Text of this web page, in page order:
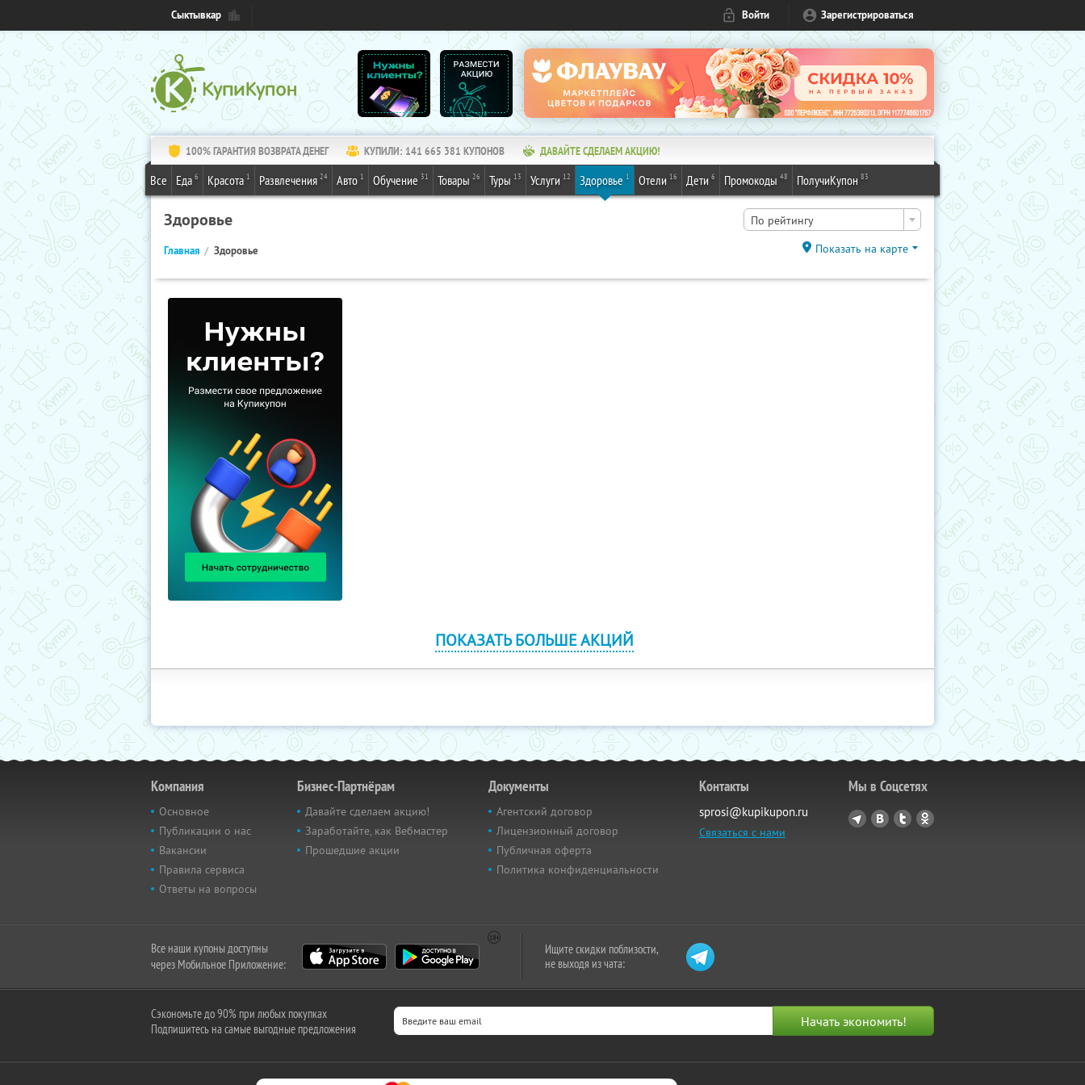
Сыктывкар Войти Зарегистрироваться
100% ГАРАНТИЯ ВОЗВРАТА ДЕНЕГ КУПИЛИ: 141 665 381 КУПОНОВ ДАВАЙТЕ СДЕЛАЕМ АКЦИЮ!
Все Еда 6 Красота 1 Развлечения 24 Авто 1 Обучение 31 Товары 26 Туры 13 Услуги 12 Здоровье 1 Отели 16 Дети 6 Промокоды 48 ПолучиКупон 83
Здоровье По рейтингу
Главная Здоровье Показать на карте
ПОКАЗАТЬ БОЛЬШЕ АКЦИЙ
Компания
Основное
Публикации о нас
Вакансии
Правила сервиса
Ответы на вопросы
Бизнес-Партнёрам
Давайте сделаем акцию!
Заработайте, как Вебмастер
Прошедшие акции
Документы
Агентский договор
Лицензионный договор
Публичная оферта
Политика конфиденциальности
Контакты
sprosi@kupikupon.ru
Связаться с нами
Мы в Соцсетях
Все наши купоны доступны
через Мобильное Приложение:
Ищите скидки поблизости,
не выходя из чата:
Сэкономьте до 90% при любых покупках
Подпишитесь на самые выгодные предложения